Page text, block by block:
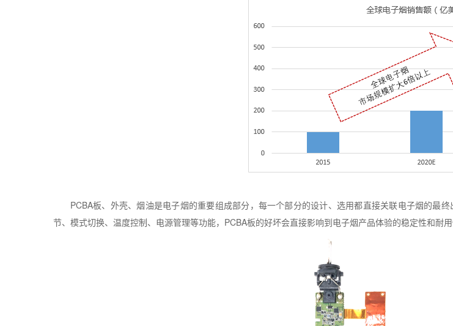
PCBA板、外壳、烟油是电子烟的重要组成部分，每一个部分的设计、选用都直接关联电子烟的最终
节、模式切换、温度控制、电源管理等功能， PCBA板的好坏会直接影响到电子烟产品体验的稳定性和耐